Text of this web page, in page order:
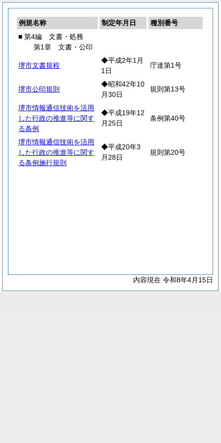
例規名称 制定年月日
種別番号
■ 第4編 文書・処務
第1章 文書・公印
堺市文書規程
◆平成2年1月
1日
庁達第1号
堺市公印規則
◆昭和42年10
月30日
規則第13号
堺市情報通信技術を活用
した行政の推進等に関す
る条例
◆平成19年12
月25日
条例第40号
堺市情報通信技術を活用
した行政の推進等に関す
る条例施行規則
◆平成20年3
月28日
規則第20号
内容現在 令和8年4月15日